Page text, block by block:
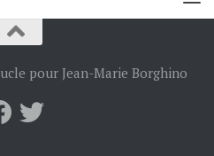
pour Jean-Marie Borghino